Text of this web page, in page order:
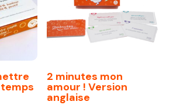
2 minutes mon
amour ! Version
anglaise